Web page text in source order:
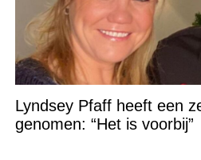
Lyndsey Pfaff heeft een
genomen: “Het is voorbij”